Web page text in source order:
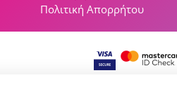
Πολιτική Απορρήτου